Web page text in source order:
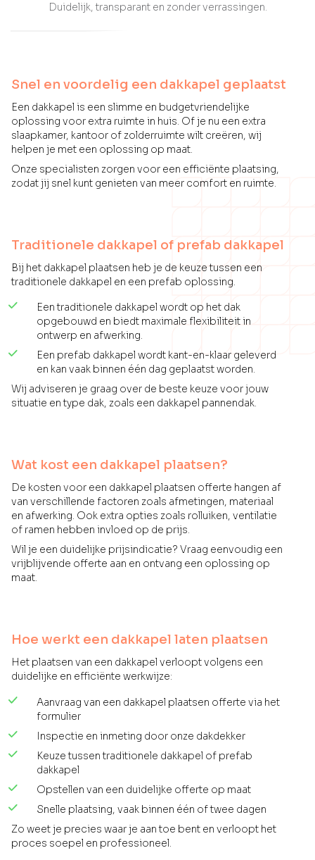
Duidelijk, transparant en zonder verrassingen.
Snel en voordelig een dakkapel geplaatst
Een dakkapel is een slimme en budgetvriendelijke
oplossing voor extra ruimte in huis. Of je nu een extra
slaapkamer, kantoor of zolderruimte wilt creëren, wij
helpen je met een oplossing op maat.
Onze specialisten zorgen voor een efficiënte plaatsing,
zodat jij snel kunt genieten van meer comfort en ruimte.
Traditionele dakkapel of prefab dakkapel
Bij het dakkapel plaatsen heb je de keuze tussen een
traditionele dakkapel en een prefab oplossing.
Een traditionele dakkapel wordt op het dak
opgebouwd en biedt maximale flexibiliteit in
ontwerp en afwerking.
Een prefab dakkapel wordt kant-en-klaar geleverd
en kan vaak binnen één dag geplaatst worden.
Wij adviseren je graag over de beste keuze voor jouw
situatie en type dak, zoals een dakkapel pannendak.
Wat kost een dakkapel plaatsen?
De kosten voor een dakkapel plaatsen offerte hangen af
van verschillende factoren zoals afmetingen, materiaal
en afwerking. Ook extra opties zoals rolluiken, ventilatie
of ramen hebben invloed op de prijs.
Wil je een duidelijke prijsindicatie? Vraag eenvoudig een
vrijblijvende offerte aan en ontvang een oplossing op
maat.
Hoe werkt een dakkapel laten plaatsen
Het plaatsen van een dakkapel verloopt volgens een
duidelijke en efficiënte werkwijze:
Aanvraag van een dakkapel plaatsen offerte via het
formulier
Inspectie en inmeting door onze dakdekker
Keuze tussen traditionele dakkapel of prefab
dakkapel
Opstellen van een duidelijke offerte op maat
Snelle plaatsing, vaak binnen één of twee dagen
Zo weet je precies waar je aan toe bent en verloopt het
proces soepel en professioneel.